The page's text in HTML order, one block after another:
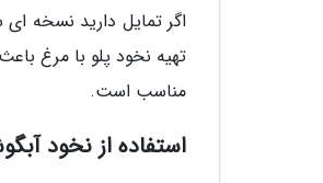
اگر تمایل دارید نسخه
تهیه نخود پلو با مرغ
مناسب است.
استفاده از نخود